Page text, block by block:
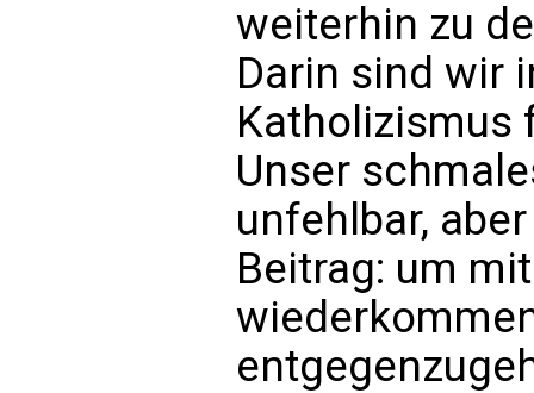
weiterhin zu
Darin sind wir
Katholizismus
Unser
unfehlbar,
Beitrag: um